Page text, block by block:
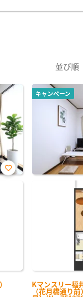
並び順
お気
キャンペーン
Kマンスリー福
（花月橋通り